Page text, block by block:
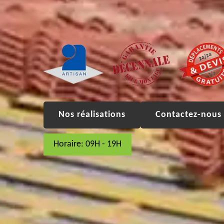
Nos réalisations Contactez-nous
Horaire: 09H - 19H